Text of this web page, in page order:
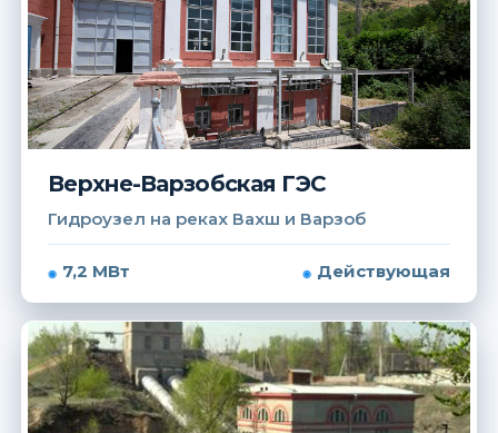
Верхне-Варзобская ГЭС
Гидроузел на реках Вахш и Варзоб
7,2 МВт Действующая